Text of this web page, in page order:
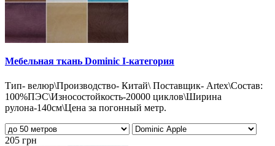
Мебельная ткань Dominic I-категория
Тип- велюр\Производство- Китай\ Поставщик- Artex\Состав:
100%ПЭС\Износостойкость-20000 циклов\Ширина
рулона-140см\Цена за погонный метр.
205 грн